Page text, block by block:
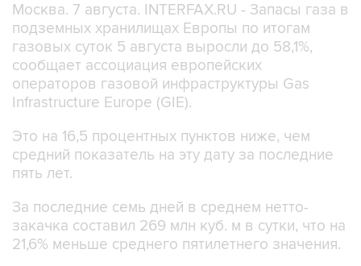
Москва. 7 августа. INTERFAX.RU - Запасы газа в
подземных хранилищах Европы по итогам
газовых суток 5 августа выросли до 58,1%,
сообщает ассоциация европейских
операторов газовой инфраструктуры Gas
Infrastructure Europe (GIE).
Это на 16,5 процентных пунктов ниже, чем
средний показатель на эту дату за последние
пять лет.
За последние семь дней в среднем нетто-
закачка составил 269 млн куб. м в сутки, что на
21,6% меньше среднего пятилетнего значения.